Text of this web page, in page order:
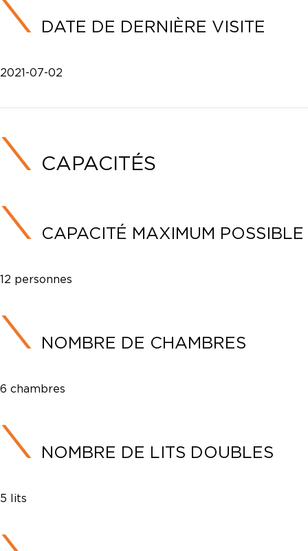
DATE DE DERNIÈRE VISITE
2021-07-02
CAPACITÉS
CAPACITÉ MAXIMUM POSSIBLE
12 personnes
NOMBRE DE CHAMBRES
6 chambres
NOMBRE DE LITS DOUBLES
5 lits